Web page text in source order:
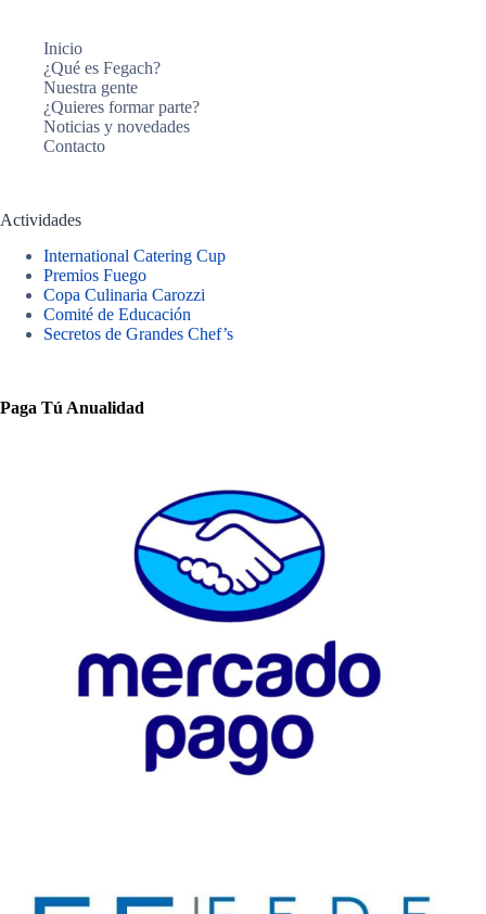
Inicio
¿Qué es Fegach?
Nuestra gente
¿Quieres formar parte?
Noticias y novedades
Contacto
Actividades
International Catering Cup
Premios Fuego
Copa Culinaria Carozzi
Comité de Educación
Secretos de Grandes Chef’s
Paga Tú Anualidad